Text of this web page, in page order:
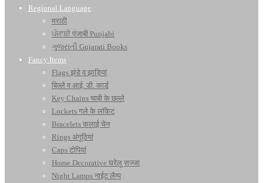
Regional Language
मराठी
ਪੰਜਾਬੀ पंजाबी Punjabi
ગુજરાતી Gujarati Books
Fancy Items
Flags झंडे व झाड़ियां
बिल्ले व आई. डी. कार्ड
Key Chains चाबी के छल्ले
Lockets गले के लॉकेट
Bracelets कलाई चेन
Rings अंगूठियां
Caps टोपियां
Home Decorative घरेलू सज्जा
Night Lamps नाईट लैम्प